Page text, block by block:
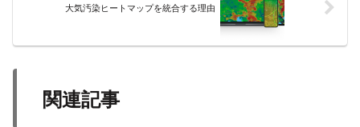
大気汚染ヒートマップを統合する理由
関連記事